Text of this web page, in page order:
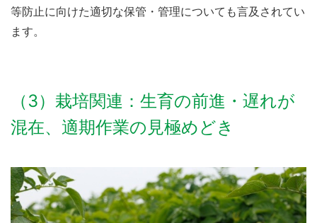
等防止に向けた適切な保管・管理についても言及されてい
ます。
（3）栽培関連：生育の前進・遅れが
混在、適期作業の見極めどき